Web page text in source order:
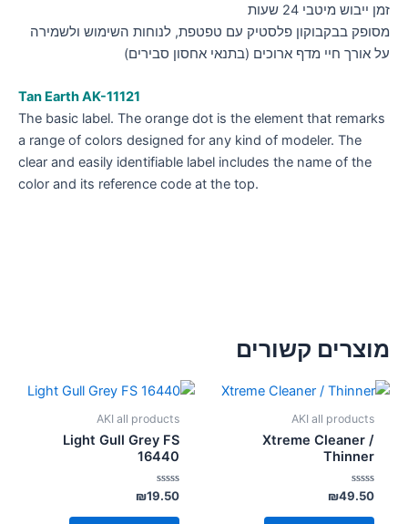
זמן ייבוש מיטבי 24 שעות
מסופק בבקבוקון פלסטיק עם טפטפת, לנוחות השימוש ולשמירה
על אורך חיי מדף ארוכים (בתנאי אחסון סבירים)
Tan Earth AK-11121
The basic label. The orange dot is the element that remarks
a range of colors designed for any kind of modeler. The
clear and easily identifiable label includes the name of the
color and its reference code at the top.
מוצרים קשורים
AKI all products
Xtreme Cleaner /
Thinner
דורג
0
מתוך
₪49.50
AKI all products
Light Gull Grey FS
16440
דורג
0
מתוך
₪19.50